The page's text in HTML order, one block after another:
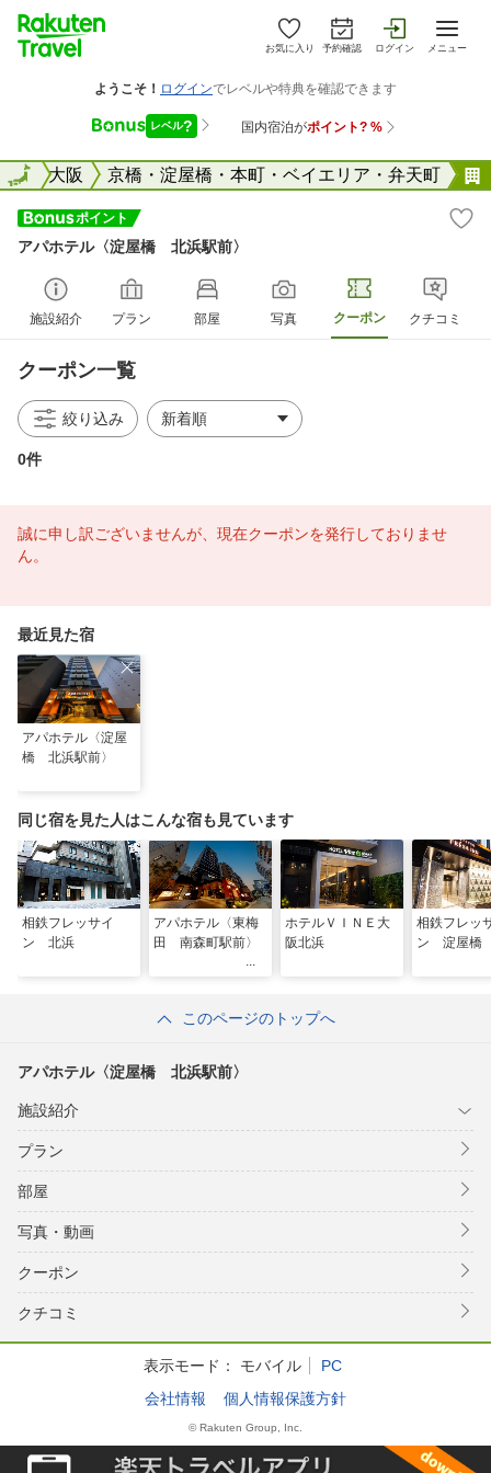
お気に入り 予約確認 ログイン メニュー
府 大阪 京橋・淀屋橋・本町・ベイエリア・弁天町
全国
アパホテル〈淀屋橋 北浜駅前〉
施設紹介 プラン 部屋 写真 クーポン クチコミ
クーポン一覧
絞り込み
0件
誠に申し訳ございませんが、現在クーポンを発行しておりませ
ん。
最近見た宿
アパホテル〈淀屋
橋 北浜駅前〉
同じ宿を見た人はこんな宿も見ています
相鉄フレッサイ
ン 北浜
アパホテル〈東梅
田 南森町駅前〉
ホテルＶＩＮＥ大
阪北浜
相鉄フレッ
ン 淀屋橋
このページのトップへ
アパホテル〈淀屋橋 北浜駅前〉
施設紹介
プラン
部屋
写真・動画
クーポン
クチコミ
表示モード： モバイル
PC
会社情報
個人情報保護方針
© Rakuten Group, Inc.